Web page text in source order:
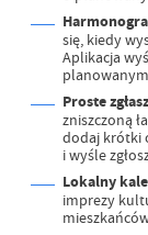
się, kiedy
Aplikacja
Proste
zniszczoną
dodaj krótki
i wyśle
Lokalny
imprezy